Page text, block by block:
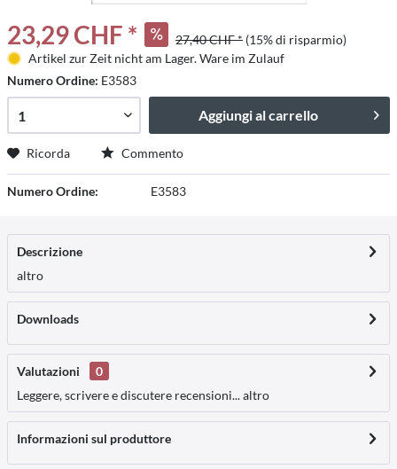
23,29 CHF * 27,40 CHF * (15% di risparmio)
Artikel zur Zeit nicht am Lager. Ware im Zulauf
Numero Ordine: E3583
Aggiungi al carrello
Ricorda Commento
Numero Ordine: E3583
Descrizione
altro
Downloads
Valutazioni
0
Leggere, scrivere e discutere recensioni...altro
Informazioni sul produttore